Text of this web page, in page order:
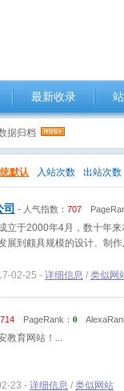
最新收录
据归档
默认 入站次数 出站次数
- 人气指数： 707
立于2000年4月，数十年
展到颇具规模的设计、制
02-25 - 详细信息 / 类似网
714 PageRank： 0
教育网站！
23 - 详细信息 / 类似网站